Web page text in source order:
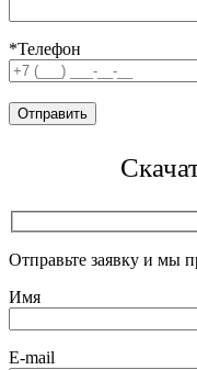
*Телефон
Отправьте заявку и мы
Имя
E-mail